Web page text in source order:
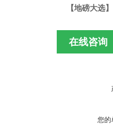
【地磅大选
在线咨询
您的